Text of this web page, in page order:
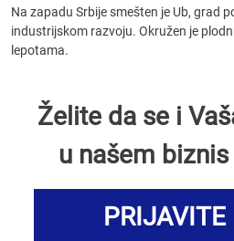
Na zapadu Srbije smešten je Ub, grad
industrijskom razvoju. Okružen je
lepotama.
Želite da se i
u našem
PRIJAVITE